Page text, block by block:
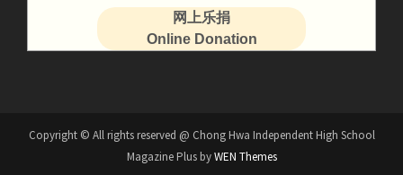
网上乐捐
Online Donation
Copyright © All rights reserved @ Chong Hwa Independent High School
Magazine Plus byWEN Themes